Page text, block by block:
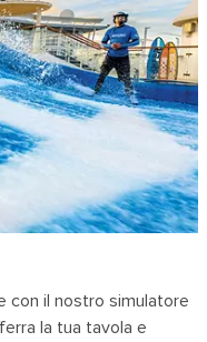
con il nostro simulatore
la tua tavola e